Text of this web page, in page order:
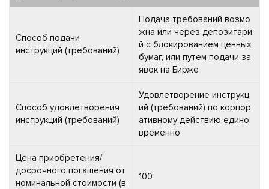
Способ подачи
инструкций (требований)
Подача требований возмо
жна или через депозитари
й с блокированием ценных
бумаг, или путем подачи за
явок на Бирже
Способ удовлетворения
инструкций (требований)
Удовлетворение инструкц
ий (требований) по корпор
ативному действию едино
временно
Цена приобретения/
досрочного погашения от
номинальной стоимости (в
100